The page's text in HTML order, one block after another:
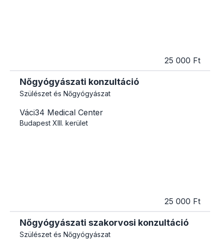
25 000 Ft
Nőgyógyászati konzultáció
Szülészet és Nőgyógyászat
Váci34 Medical Center
Budapest XIII. kerület
25 000 Ft
Nőgyógyászati szakorvosi konzultáció
Szülészet és Nőgyógyászat